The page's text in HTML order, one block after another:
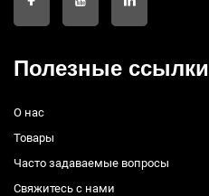
Полезные ссылки
О нас
Товары
Часто задаваемые вопросы
Свяжитесь с нами